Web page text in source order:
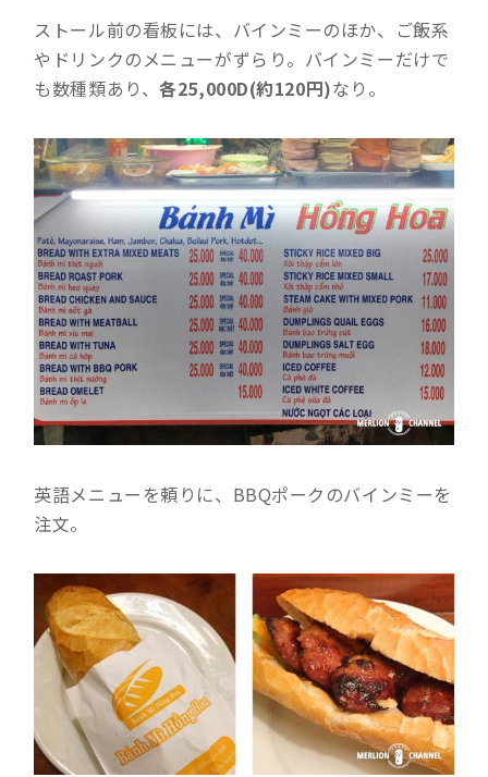
ストール前の看板には、バインミーのほか、ご飯系
やドリンクのメニューがずらり。バインミーだけで
も数種類あり、各25,000D(約120円)なり。
英語メニューを頼りに、BBQポークのバインミーを
注文。